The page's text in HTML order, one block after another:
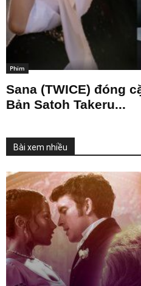
Phim
Sana (TWICE) đóng
Bản Satoh Takeru...
Bài xem nhiều